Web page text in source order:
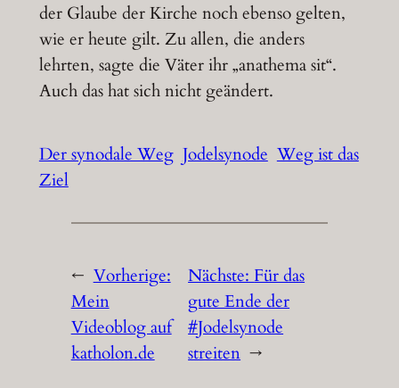
der Glaube der Kirche noch ebenso gelten,
wie er heute gilt. Zu allen, die anders
lehrten, sagte die Väter ihr „anathema sit“.
Auch das hat sich nicht geändert.
Der synodale Weg Jodelsynode Weg ist das
Ziel
← Vorherige:
Mein
Videoblog auf
katholon.de
Nächste:Für das
gute Ende der
#Jodelsynode
streiten →